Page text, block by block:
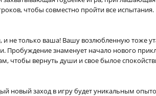
чтобы совместно пройти все испытания.
не только ваша! Вашу возлюбленную тоже
Пробуждение знаменует начало нового
чтобы вернуть души и свое былое
новый заход в игру будет уникальным